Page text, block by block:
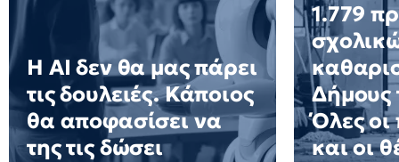
Η AI δεν θα μας πάρει
τις δουλειές. Κάποιος
θα αποφασίσει να
της τις δώσει
1.779
Δήμους
Όλες οι
και οι